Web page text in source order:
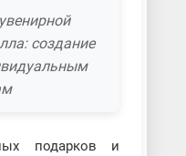
создание
подарков и